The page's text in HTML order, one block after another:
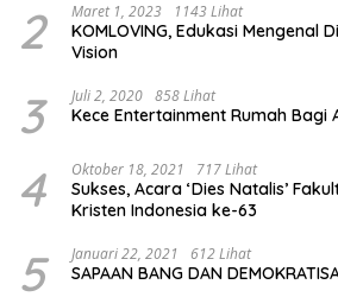
2 Maret 1, 2023 1143 Lihat
KOMLOVING, Edukasi Mengenal
Vision
3 Juli 2, 2020 858 Lihat
Kece Entertainment Rumah Bagi
4 Oktober 18, 2021 717 Lihat
Sukses, Acara ‘Dies Natalis’ Fakultas Hukum Universitas
Kristen Indonesia ke-63
5 Januari 22, 2021 612 Lihat
SAPAAN BANG DAN